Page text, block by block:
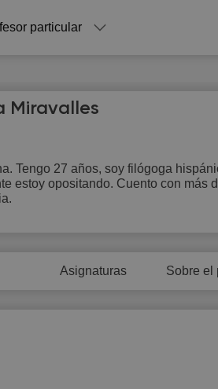
particular
Miravalles
Tengo 27 años, soy filógoga
estoy opositando. Cuento con más
Asignaturas Sobre el